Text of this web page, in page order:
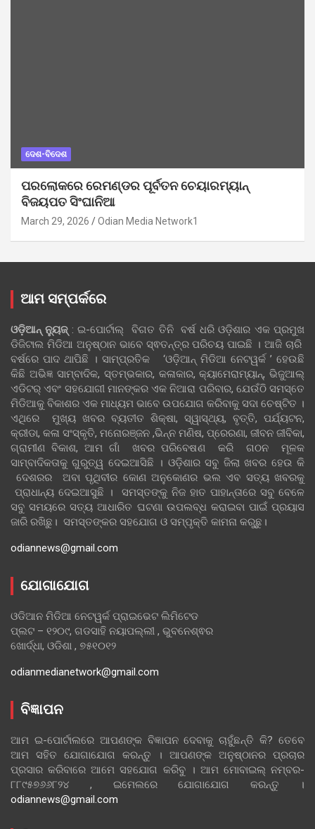
ଦେଶ-ବିଦେଶ
ପରଲୋକରେ ରେମଣ୍ଡର ପୂର୍ବତନ ଚେୟାରମ୍ୟାନ୍
ବିଜୟପତ ସିଂଘାନିଆ
March 29, 2026 Odian Media Network1
ଆମ ସମ୍ପର୍କରେ
ଓଡ଼ିଆନ୍‍ ନ୍ୟୁଜ୍‍: ଇ-ପୋର୍ଟାଲ୍ ବିଗତ ତିନି ବର୍ଷ ଧରି ଓଡ଼ିଶାର ଏକ ପ୍ରମୁଖ
ଡିଜିଟାଲ ମିଡିଆ ଅନୁଷ୍ଠାନ ଭାବେ ସ୍ଵତନ୍ତ୍ର ପରିଚୟ ପାଇଛି । ଆଜି ଚାରି
ବର୍ଷରେ ପାଦ ଥାପିଛି । ସାମ୍ପ୍ରତିକ ‘ଓଡ଼ିଆନ୍‍ ମିଡିଆ ନେଟୱର୍କ ’ ହେଉଛି
କିଛି ଅଭିଜ୍ଞ ସାମ୍ବାଦିକ, ସ୍ତମ୍ଭକାର, କଳାକାର, କ୍ୟାମେରାମ୍ୟାନ୍, ଭିଜୁଆଲ୍
ଏଡିଟର୍ ଏବଂ ସହଯୋଗୀ ମାନଙ୍କର ଏକ ନିଆରା ପରିବାର, ଯେଉଁଠି ସମସ୍ତେ
ମିଡିଆକୁ ବିକାଶର ଏକ ମାଧ୍ୟମ ଭାବେ ଉପଯୋଗ କରିବାକୁ ସଦା ଚେଷ୍ଟିତ ।
ଏଥିରେ ମୁଖ୍ୟ ଖବର ବ୍ୟତୀତ ଶିକ୍ଷା, ସ୍ୱାସ୍ଥ୍ୟ, ବୃତ୍ତି, ପର୍ଯ୍ୟଟନ,
କ୍ରୀଡା, କଳା ସଂସ୍କୃତି, ମନୋରଞ୍ଜନ ,ଭିନ୍ନ ମଣିଷ, ପ୍ରେରଣା, ଜୀବନ ଜୀବିକା,
ଗ୍ରାମୀଣ ବିକାଶ, ଆମ ଗାଁ ଖବର ପରିବେଷଣ କରି ଗଠନ ମୂଳକ
ସାମ୍ବାଦିକତାକୁ ଗୁରୁତ୍ୱ ଦେଇଆସିଛି । ଓଡ଼ିଶାର ସବୁ ଜିଲା ଖବର ହେଉ କି
ଦେଶରର ଅବା ପୃଥିବୀର କୋଣ ଅନୁକୋଣର ଭଲ ଏବ ସତ୍ୟ ଖବରକୁ
ପ୍ରାଧାନ୍ୟ ଦେଇଆସୁଛି । ସମସ୍ତଙ୍କୁ ନିଜ ହାତ ପାହାନ୍ତାରେ ସବୁ ବେଳେ
ସବୁ ସମୟରେ ସତ୍ୟ ଆଧାରିତ ଘଟଣା ଉପଲବ୍ଧ କରାଇବା ପାଇଁ ପ୍ରୟାସ
ଜାରି ରଖିଛୁ। ସମସ୍ତଙ୍କର ସହଯୋଗ ଓ ସମ୍ପୃକ୍ତି କାମନା କରୁଛୁ।
odiannews@gmail.com
ଯୋଗାଯୋଗ
ଓଡିଆନ ମିଡିଆ ନେଟୱର୍କ ପ୍ରାଇଭେଟ ଲିମିଟେଡ
ପ୍ଲଟ – ୧୨୦୯, ଗଡସାହି ନୟାପଲ୍ଲୀ , ଭୁବନେଶ୍ଵର
ଖୋର୍ଦ୍ଧା, ଓଡିଶା , ୭୫୧୦୧୨
odianmedianetwork@gmail.com
ବିଜ୍ଞାପନ
ଆମ ଇ-ପୋର୍ଟାଲରେ ଆପଣଙ୍କ ବିଜ୍ଞାପନ ଦେବାକୁ ଚାହୁଁଛନ୍ତି କି? ତେବେ
ଆମ ସହିତ ଯୋଗାଯୋଗ କରନ୍ତୁ । ଆପଣଙ୍କ ଅନୁଷ୍ଠାନର ପ୍ରଚାର
ପ୍ରସାର କରିବାରେ ଆମେ ସହଯୋଗ କରିବୁ । ଆମ ମୋବାଇଲ୍ ନମ୍ବର-
୮୮୯୫୭୬୬୮୨୪ , ଇମେଲରେ ଯୋଗାଯୋଗ କରନ୍ତୁ ।
odiannews@gmail.com